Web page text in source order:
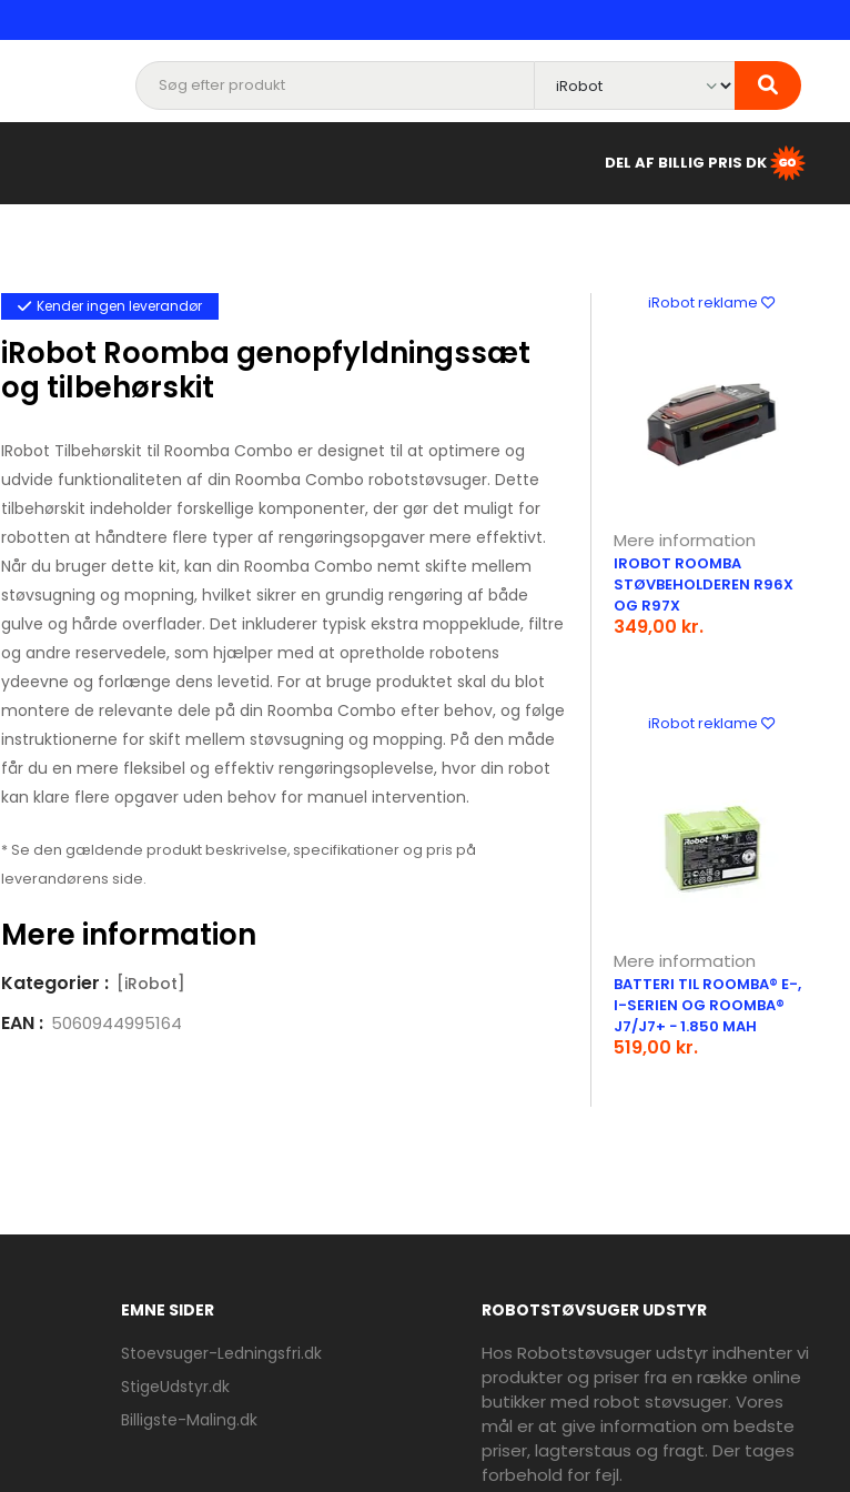
DEL AF BILLIG PRIS DK
Kender ingen leverandør
iRobot Roomba genopfyldningssæt
og tilbehørskit
IRobot Tilbehørskit til Roomba Combo er designet til at optimere og
udvide funktionaliteten af din Roomba Combo robotstøvsuger. Dette
tilbehørskit indeholder forskellige komponenter, der gør det muligt for
robotten at håndtere flere typer af rengøringsopgaver mere effektivt.
Når du bruger dette kit, kan din Roomba Combo nemt skifte mellem
støvsugning og mopning, hvilket sikrer en grundig rengøring af både
gulve og hårde overflader. Det inkluderer typisk ekstra moppeklude, filtre
og andre reservedele, som hjælper med at opretholde robotens
ydeevne og forlænge dens levetid. For at bruge produktet skal du blot
montere de relevante dele på din Roomba Combo efter behov, og følge
instruktionerne for skift mellem støvsugning og mopping. På den måde
får du en mere fleksibel og effektiv rengøringsoplevelse, hvor din robot
kan klare flere opgaver uden behov for manuel intervention.
* Se den gældende produkt beskrivelse, specifikationer og pris på
leverandørens side.
Mere information
Kategorier : [iRobot]
EAN : 5060944995164
iRobot reklame
Mere information
IROBOT ROOMBA
STØVBEHOLDEREN R96X
OG R97X
349,00 kr.
iRobot reklame
Mere information
BATTERI TIL ROOMBA® E-,
I-SERIEN OG ROOMBA®
J7/J7+ − 1.850 MAH
519,00 kr.
EMNE SIDER
Stoevsuger-Ledningsfri.dk
StigeUdstyr.dk
Billigste-Maling.dk
ROBOTSTØVSUGER UDSTYR
Hos Robotstøvsuger udstyr indhenter vi
produkter og priser fra en række online
butikker med robot støvsuger. Vores
mål er at give information om bedste
priser, lagterstaus og fragt. Der tages
forbehold for fejl.